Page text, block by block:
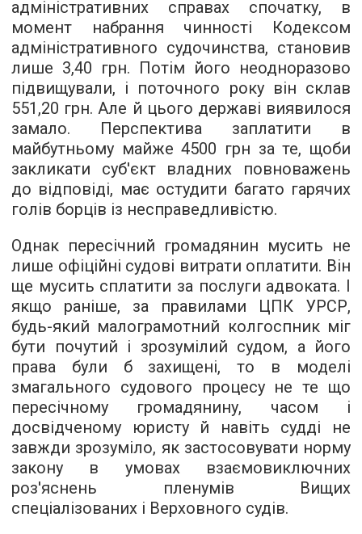
адміністративних справах спочатку, в
момент набрання чинності Кодексом
адміністративного судочинства, становив
лише 3,40 грн. Потім його неодноразово
підвищували, і поточного року він склав
551,20 грн. Але й цього державі виявилося
замало. Перспектива заплатити в
майбутньому майже 4500 грн за те, щоби
закликати суб'єкт владних повноважень
до відповіді, має остудити багато гарячих
голів борців із несправедливістю.
Однак пересічний громадянин мусить не
лише офіційні судові витрати оплатити. Він
ще мусить сплатити за послуги адвоката. І
якщо раніше, за правилами ЦПК УРСР,
будь-який малограмотний колгоспник міг
бути почутий і зрозумілий судом, а його
права були б захищені, то в моделі
змагального судового процесу не те що
пересічному громадянину, часом і
досвідченому юристу й навіть судді не
завжди зрозуміло, як застосовувати норму
закону в умовах взаємовиключних
роз'яснень пленумів Вищих
спеціалізованих і Верховного судів.